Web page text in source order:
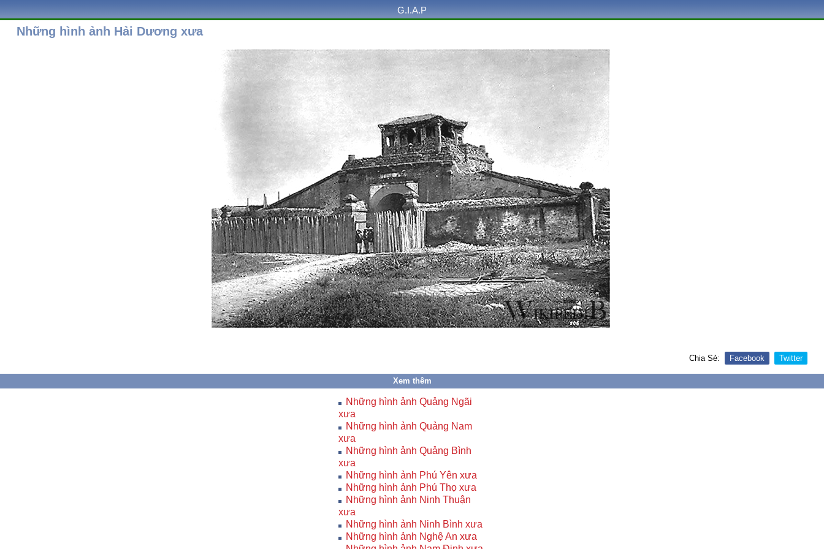
G.I.A.P
Những hình ảnh Hải Dương xưa
Chia Sẻ: Facebook Twitter
Xem thêm
Những hình ảnh Quảng Ngãi
xưa
Những hình ảnh Quảng Nam
xưa
Những hình ảnh Quảng Bình
xưa
Những hình ảnh Phú Yên xưa
Những hình ảnh Phú Thọ xưa
Những hình ảnh Ninh Thuận
xưa
Những hình ảnh Ninh Bình xưa
Những hình ảnh Nghệ An xưa